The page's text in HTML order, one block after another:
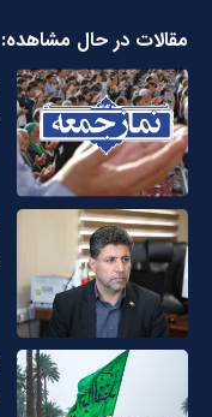
مقالات در حال مشاهده: